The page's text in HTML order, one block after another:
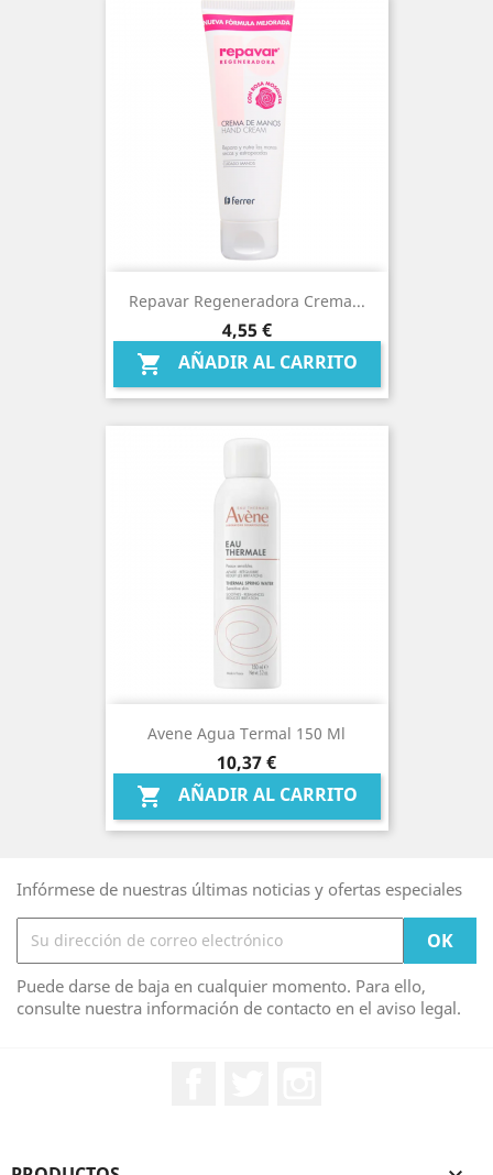
Repavar Regeneradora Crema...
Precio
4,55 €
 AÑADIR AL CARRITO
Avene Agua Termal 150 Ml
Precio
10,37 €
 AÑADIR AL CARRITO
Infórmese de nuestras últimas noticias y ofertas especiales
Puede darse de baja en cualquier momento. Para ello,
consulte nuestra información de contacto en el aviso legal.